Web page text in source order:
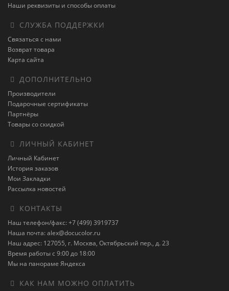
Наши реквизиты и способы оплаты
СЛУЖБА ПОДДЕРЖКИ
Связаться с нами
Возврат товара
Карта сайта
ДОПОЛНИТЕЛЬНО
Производители
Подарочные сертификаты
Партнёры
Товары со скидкой
ЛИЧНЫЙ КАБИНЕТ
Личный Кабинет
История заказов
Мои Закладки
Рассылка новостей
КОНТАКТЫ
Наш телефон/факс: +7 (499) 3919737
Наша почта: alex@docucolor.ru
Наш адрес: 127055, г. Москва, Октябрьский пер., д. 23
Время работы с 9:00 до 18:00
Мы на панораме Яндекса
КАК НАМ МОЖНО ОПЛАТИТЬ